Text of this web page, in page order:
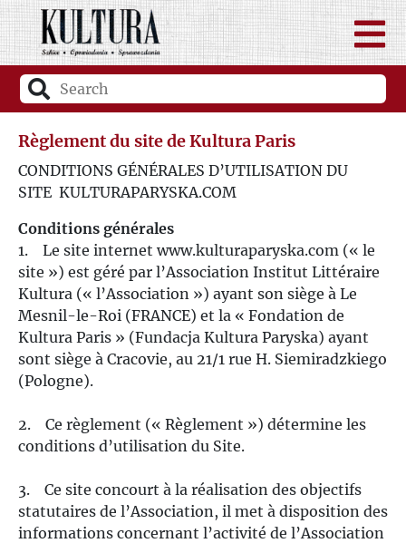
Règlement du site de Kultura Paris
CONDITIONS GÉNÉRALES D’UTILISATION DU
SITE KULTURAPARYSKA.COM
Conditions générales
1. Le site internet www.kulturaparyska.com (« le
site ») est géré par l’Association Institut Littéraire
Kultura (« l’Association ») ayant son siège à Le
Mesnil-le-Roi (FRANCE) et la « Fondation de
Kultura Paris » (Fundacja Kultura Paryska) ayant
sont siège à Cracovie, au 21/1 rue H. Siemiradzkiego
(Pologne).
2. Ce règlement (« Règlement ») détermine les
conditions d’utilisation du Site.
3. Ce site concourt à la réalisation des objectifs
statutaires de l’Association, il met à disposition des
informations concernant l’activité de l’Association